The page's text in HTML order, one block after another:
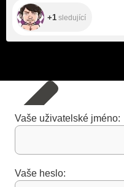
+1 sledující
Vaše uživatelské jméno:
Vaše heslo: